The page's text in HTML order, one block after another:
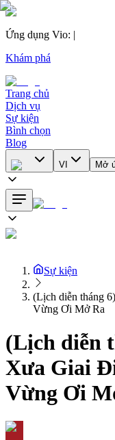
Ứng dụng Vio: |
Khám phá
Trang chủ
Dịch vụ
Sự kiện
Bình chọn
Blog
VI Mở
Sự kiện
(Lịch diễn tháng
Vừng Ơi Mở Ra
(Lịch diễn
Xưa Giai
Vừng Ơi